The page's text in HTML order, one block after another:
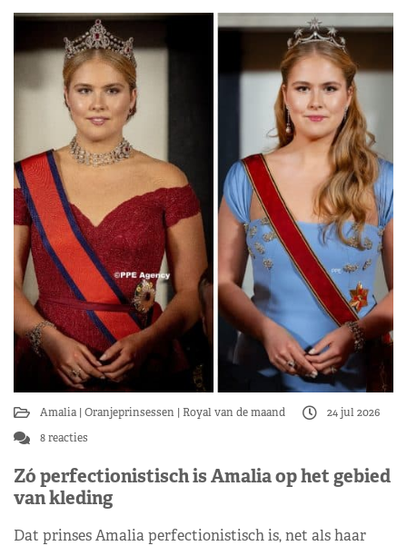
Amalia Oranjeprinsessen Royal van de maand
24 jul 2026
8 reacties
Zó perfectionistisch is Amalia op het gebied
van kleding
Dat prinses Amalia perfectionistisch is, net als haar